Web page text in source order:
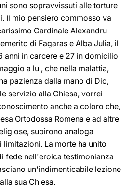
sono sopravvissuti alle torture
Il mio pensiero commosso va
Cardinale Alexandru
di Fagaras e Alba Julia, il
anni in carcere e 27 in domicilio
a lui, che nella malattia,
pazienza dalla mano di Dio,
servizio alla Chiesa, vorrei
anche a coloro che,
Ortodossa Romena e ad altre
subirono analoga
limitazioni. La morte ha unito
fede nell'eroica testimonianza
un'indimenticabile lezione
sua Chiesa.